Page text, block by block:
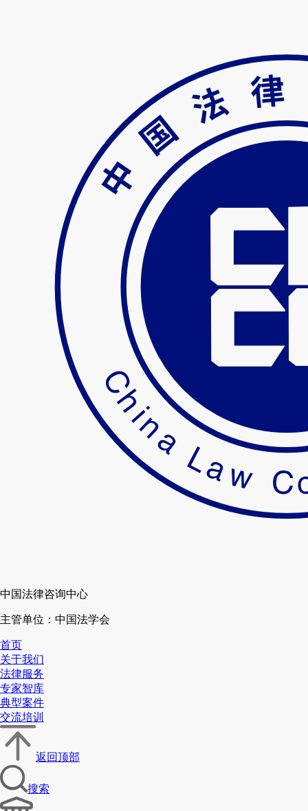
中国法律咨询中心
主管单位：中国法学会
首页
关于我们
法律服务
专家智库
典型案件
交流培训
返回顶部
搜索